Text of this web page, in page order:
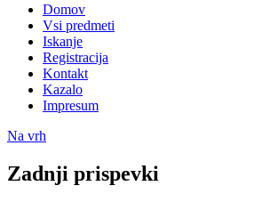
Domov
Vsi predmeti
Iskanje
Registracija
Kontakt
Kazalo
Impresum
Na vrh
Zadnji prispevki